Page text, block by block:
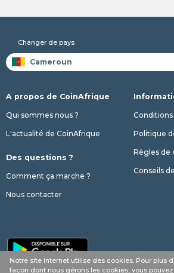
phone Appel Whatsapp
Notre site internet utilise des cookies. Pour plus
façon dont nous gérons les cookies, vous
Changer de pays
A propos de CoinAfrique
Qui sommes nous ?
L'actualité de CoinAfrique
Des questions ?
Comment ça marche ?
Nous contacter
Conditions
Politique
Règles de
Conseils